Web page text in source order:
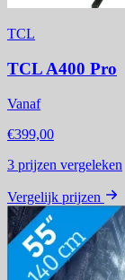
TCL
TCL A400 Pro
Vanaf
€399,00
3 prijzen vergeleken
Vergelijk prijzen